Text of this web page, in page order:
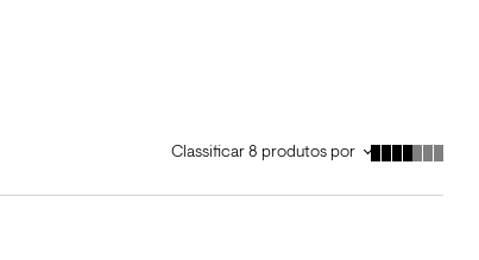
Classificar 8 produtos por